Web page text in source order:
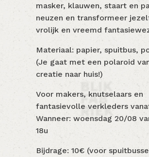
masker, klauwen, staart en
neuzen en transformeer
vrolijk en vreemd
Materiaal: papier, spuitbus,
(Je gaat met een polaroid
creatie naar huis!)
Voor makers, knutselaars en
fantasievolle verkleders
Wanneer: woensdag 20/08
18u
Bijdrage: 10€ (voor